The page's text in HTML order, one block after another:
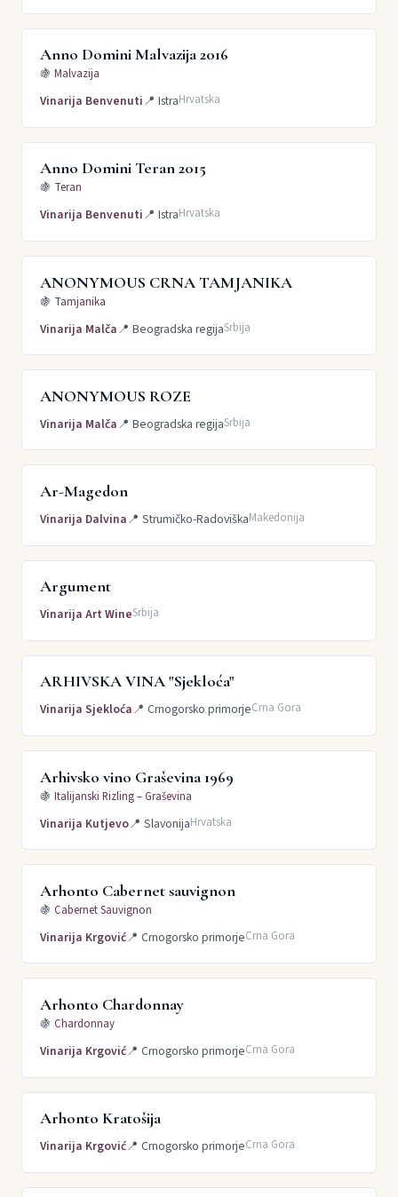
Anno Domini Malvazija 2016
🍇 Malvazija
Vinarija Benvenuti📍 IstraHrvatska
Anno Domini Teran 2015
🍇 Teran
Vinarija Benvenuti📍 IstraHrvatska
ANONYMOUS CRNA TAMJANIKA
🍇 Tamjanika
Vinarija Malča📍 Beogradska regijaSrbija
ANONYMOUS ROZE
Vinarija Malča📍 Beogradska regijaSrbija
Ar-Magedon
Vinarija Dalvina📍 Strumičko-RadoviškaMakedonija
Argument
Vinarija Art WineSrbija
ARHIVSKA VINA "Sjekloća"
Vinarija Sjekloća📍 Crnogorsko primorjeCrna Gora
Arhivsko vino Graševina 1969
🍇 Italijanski Rizling – Graševina
Vinarija Kutjevo📍 SlavonijaHrvatska
Arhonto Cabernet sauvignon
🍇 Cabernet Sauvignon
Vinarija Krgović📍 Crnogorsko primorjeCrna Gora
Arhonto Chardonnay
🍇 Chardonnay
Vinarija Krgović📍 Crnogorsko primorjeCrna Gora
Arhonto Kratošija
Vinarija Krgović📍 Crnogorsko primorjeCrna Gora